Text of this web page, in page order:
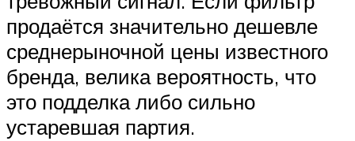
продаётся значительно дешевле
среднерыночной цены известного
бренда, велика вероятность, что
это подделка либо сильно
устаревшая партия.